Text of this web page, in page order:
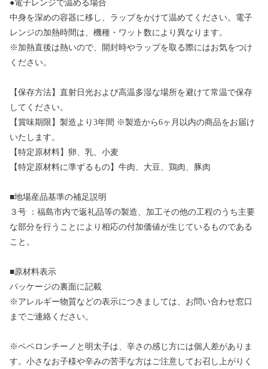
●電子レンジで温める場合
中身を深めの容器に移し、ラップをかけて温めてください。電子
レンジの加熱時間は、機種・ワット数により異なります。
※加熱直後は熱いので、開封時やラップを取る際にはお気をつけ
ください。
【保存方法】直射日光および高温多湿な場所を避けて常温で保存
してください。
【賞味期限】製造より3年間 ※製造から6ヶ月以内の商品をお届け
いたします。
【特定原材料】卵、乳、小麦
【特定原材料に準ずるもの】牛肉、大豆、鶏肉、豚肉
■地場産品基準の補足説明
３号 ：福島市内で返礼品等の製造、加工その他の工程のうち主要
な部分を行うことにより相応の付加価値が生じているものである
こと。
■原材料表示
パッケージの裏面に記載
※アレルギー物質などの表示につきましては、お問い合わせ窓口
までご連絡ください。
※ペペロンチーノと明太子は、辛さの感じ方には個人差がありま
す。小さなお子様や辛みの苦手な方はご注意してお召し上がりく